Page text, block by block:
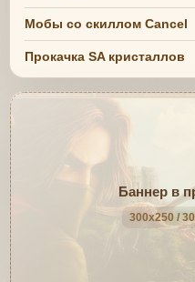
Мобы со скиллом Cancel
Прокачка SA кристаллов
Баннер в
300x250 /